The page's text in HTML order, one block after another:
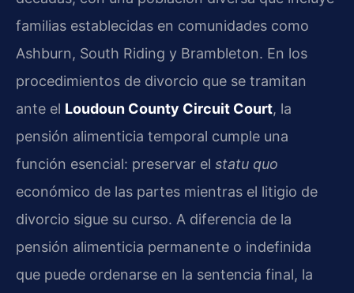
familias establecidas en comunidades como
Ashburn, South Riding y Brambleton. En los
procedimientos de divorcio que se tramitan
ante el Loudoun County Circuit Court, la
pensión alimenticia temporal cumple una
función esencial: preservar el statu quo
económico de las partes mientras el litigio de
divorcio sigue su curso. A diferencia de la
pensión alimenticia permanente o indefinida
que puede ordenarse en la sentencia final, la